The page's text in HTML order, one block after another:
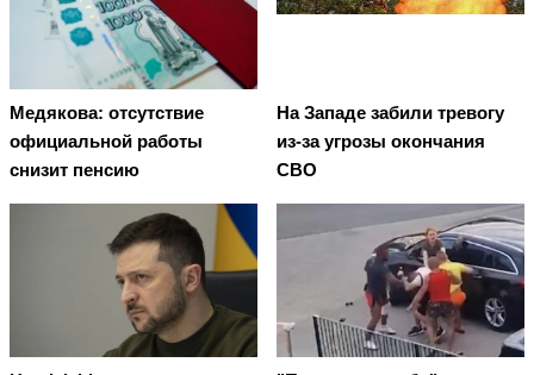
Медякова: отсутствие
официальной работы
снизит пенсию
На Западе забили тревогу
из-за угрозы окончания
СВО